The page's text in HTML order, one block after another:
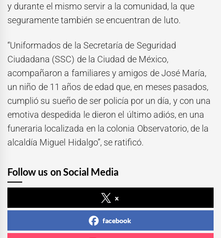
y durante el mismo servir a la comunidad, la que
seguramente también se encuentran de luto.
“Uniformados de la Secretaría de Seguridad
Ciudadana (SSC) de la Ciudad de México,
acompañaron a familiares y amigos de José María,
un niño de 11 años de edad que, en meses pasados,
cumplió su sueño de ser policía por un día, y con una
emotiva despedida le dieron el último adiós, en una
funeraria localizada en la colonia Observatorio, de la
alcaldía Miguel Hidalgo”, se ratificó.
Follow us on Social Media
x
facebook